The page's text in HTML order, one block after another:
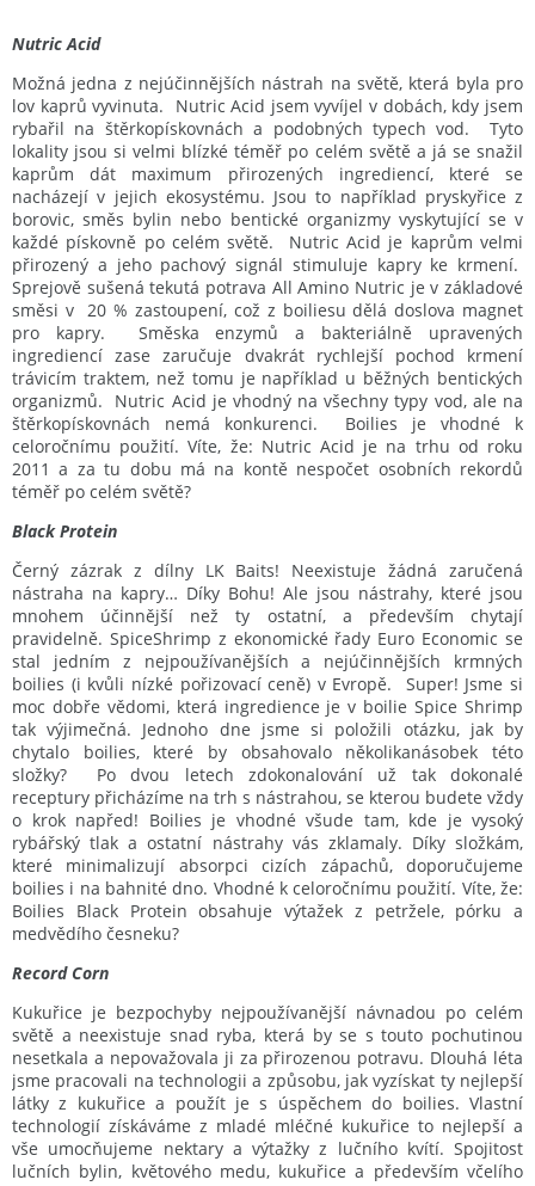
Nutric Acid
Možná jedna z nejúčinnějších nástrah na světě, která byla pro
lov kaprů vyvinuta. Nutric Acid jsem vyvíjel v dobách, kdy jsem
rybařil na štěrkopískovnách a podobných typech vod. Tyto
lokality jsou si velmi blízké téměř po celém světě a já se snažil
kaprům dát maximum přirozených ingrediencí, které se
nacházejí v jejich ekosystému. Jsou to například pryskyřice z
borovic, směs bylin nebo bentické organizmy vyskytující se v
každé pískovně po celém světě. Nutric Acid je kaprům velmi
přirozený a jeho pachový signál stimuluje kapry ke krmení.
Sprejově sušená tekutá potrava All Amino Nutric je v základové
směsi v 20 % zastoupení, což z boiliesu dělá doslova magnet
pro kapry. Směska enzymů a bakteriálně upravených
ingrediencí zase zaručuje dvakrát rychlejší pochod krmení
trávicím traktem, než tomu je například u běžných bentických
organizmů. Nutric Acid je vhodný na všechny typy vod, ale na
štěrkopískovnách nemá konkurenci. Boilies je vhodné k
celoročnímu použití. Víte, že: Nutric Acid je na trhu od roku
2011 a za tu dobu má na kontě nespočet osobních rekordů
téměř po celém světě?
Black Protein
Černý zázrak z dílny LK Baits! Neexistuje žádná zaručená
nástraha na kapry… Díky Bohu! Ale jsou nástrahy, které jsou
mnohem účinnější než ty ostatní, a především chytají
pravidelně. SpiceShrimp z ekonomické řady Euro Economic se
stal jedním z nejpoužívanějších a nejúčinnějších krmných
boilies (i kvůli nízké pořizovací ceně) v Evropě. Super! Jsme si
moc dobře vědomi, která ingredience je v boilie Spice Shrimp
tak výjimečná. Jednoho dne jsme si položili otázku, jak by
chytalo boilies, které by obsahovalo několikanásobek této
složky? Po dvou letech zdokonalování už tak dokonalé
receptury přicházíme na trh s nástrahou, se kterou budete vždy
o krok napřed! Boilies je vhodné všude tam, kde je vysoký
rybářský tlak a ostatní nástrahy vás zklamaly. Díky složkám,
které minimalizují absorpci cizích zápachů, doporučujeme
boilies i na bahnité dno. Vhodné k celoročnímu použití. Víte, že:
Boilies Black Protein obsahuje výtažek z petržele, pórku a
medvědího česneku?
Record Corn
Kukuřice je bezpochyby nejpoužívanější návnadou po celém
světě a neexistuje snad ryba, která by se s touto pochutinou
nesetkala a nepovažovala ji za přirozenou potravu. Dlouhá léta
jsme pracovali na technologii a způsobu, jak vyzískat ty nejlepší
látky z kukuřice a použít je s úspěchem do boilies. Vlastní
technologií získáváme z mladé mléčné kukuřice to nejlepší a
vše umocňujeme nektary a výtažky z lučního kvítí. Spojitost
lučních bylin, květového medu, kukuřice a především včelího